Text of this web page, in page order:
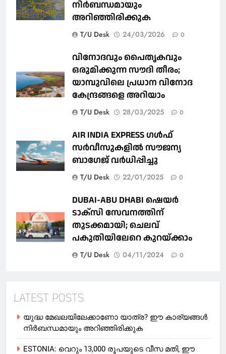
നിര്‍ബന്ധമായും
അറിഞ്ഞിരിക്കുക
T/U Desk 24/03/2026 0
വിനോദവും പൈതൃകവും
ഒരുമിക്കുന്ന സൗദി തീരം;
യാമ്പുവിലെ പ്രധാന വിനോദ
കേന്ദ്രങ്ങളെ അറിയാം
T/U Desk 28/03/2025 0
AIR INDIA EXPRESS ഗൾഫ്
സർവീസുകളിൽ സൗജന്യ
ബാഗേജ് വർധിപ്പിച്ചു
T/U Desk 22/01/2025 0
DUBAI-ABU DHABI ഷെയര്‍
ടാക്‌സി സേവനത്തിന്
തുടക്കമായി; ചെലവ്
പകുതിയിലേറെ കുറയ്ക്കാം
T/U Desk 04/11/2024 0
LATEST POSTS
യുദ്ധ മേഖലയിലേക്കാണോ യാത്ര? ഈ കാര്യങ്ങള്‍
നിര്‍ബന്ധമായും അറിഞ്ഞിരിക്കുക
ESTONIA: വെറും 13,000 രൂപയുടെ വീസ മതി, ഈ